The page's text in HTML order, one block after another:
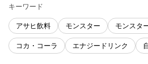
キーワード
アサヒ飲料 モンスター モンスタ
コカ・コーラ エナジードリンク